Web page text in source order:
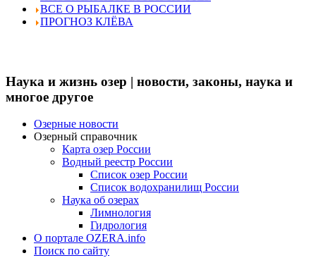
ВСЕ О РЫБАЛКЕ В РОССИИ
ПРОГНОЗ КЛЁВА
Наука и жизнь озер | новости, законы, наука и
многое другое
Озерные новости
Озерный справочник
Карта озер России
Водный реестр России
Список озер России
Список водохранилищ России
Наука об озерах
Лимнология
Гидрология
О портале OZERA.info
Поиск по сайту